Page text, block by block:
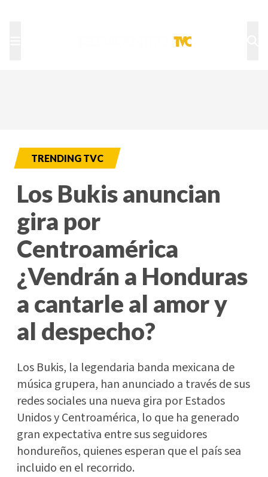
TRENDING TVC
Los Bukis anuncian
gira por
Centroamérica
¿Vendrán a Honduras
a cantarle al amor y
al despecho?
Los Bukis, la legendaria banda mexicana de
música grupera, han anunciado a través de sus
redes sociales una nueva gira por Estados
Unidos y Centroamérica, lo que ha generado
gran expectativa entre sus seguidores
hondureños, quienes esperan que el país sea
incluido en el recorrido.